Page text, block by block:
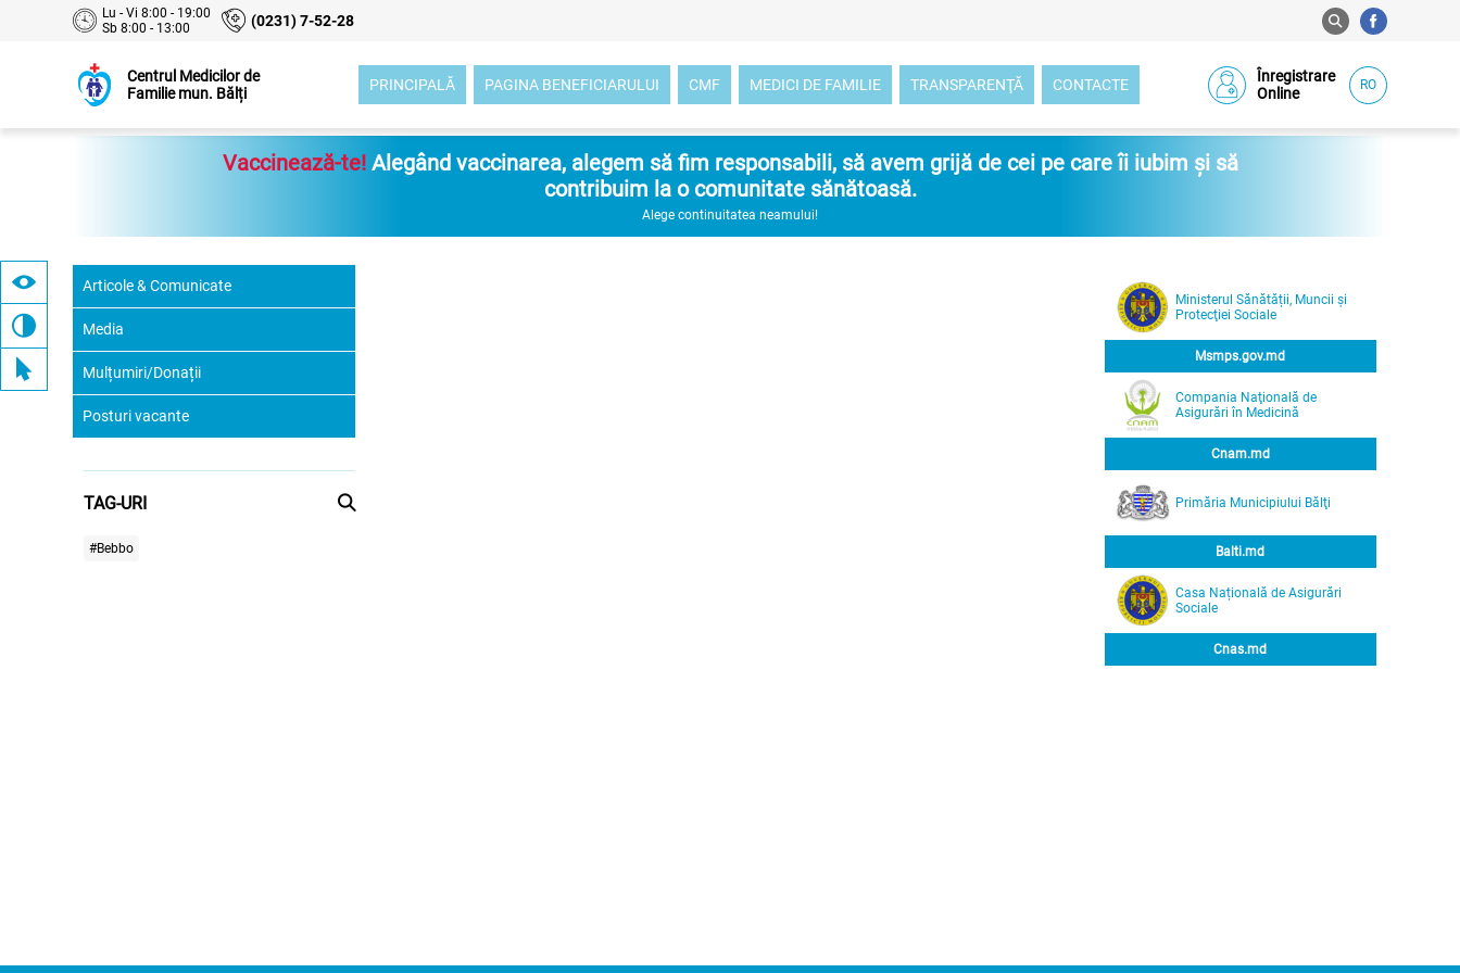
Lu - Vi 8:00 - 19:00
Sb 8:00 - 13:00
(0231) 7-52-28
Centrul Medicilor de
Familie mun. Bălți
PRINCIPALĂ PAGINA BENEFICIARULUI CMF MEDICI DE FAMILIE TRANSPARENŢĂ CONTACTE
Înregistrare
Online
RO
Vaccinează-te! Alegând vaccinarea, alegem să fim responsabili, să avem grijă de cei pe care îi iubim și să
contribuim la o comunitate sănătoasă.
Alege continuitatea neamului!
Articole & Comunicate
Media
Mulțumiri/Donații
Posturi vacante
TAG-URI
#Bebbo
Ministerul Sănătății, Muncii și
Protecţiei Sociale
Msmps.gov.md
Compania Naţională de
Asigurări în Medicină
Cnam.md
Primăria Municipiului Bălţi
Balti.md
Casa Națională de Asigurări
Sociale
Cnas.md